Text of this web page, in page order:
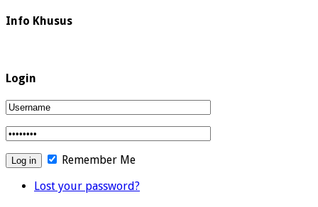
Info Khusus
Login
Remember Me
Lost your password?